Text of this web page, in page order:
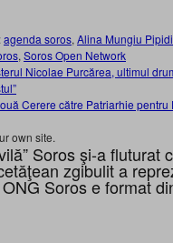
agenda soros, Alina Mungiu Pipidi
, Soros Open Network
Nicolae Purcărea, ultimul
Cerere către Patriarhie
own site.
Soros şi-a fluturat
zgibulit a
Soros e format